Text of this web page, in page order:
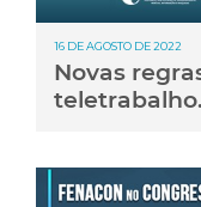
16 DE AGOSTO DE 2022
Novas